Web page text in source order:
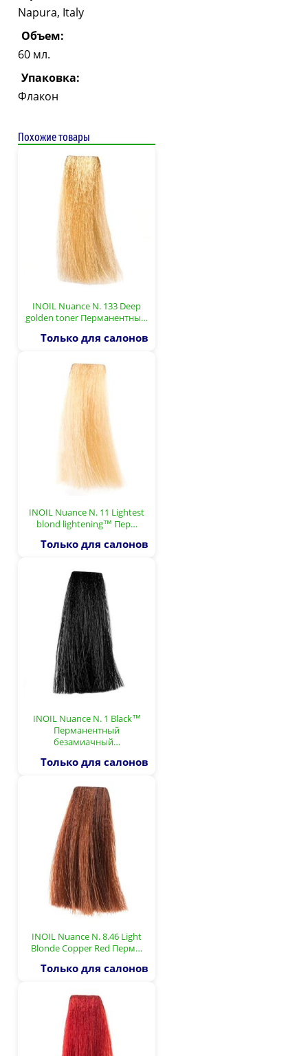
Napura, Italy
Объем:
60 мл.
Упаковка:
Флакон
Похожие товары
INOIL Nuance N. 133 Deep
golden toner Перманентны…
Только для салонов
INOIL Nuance N. 11 Lightest
blond lightening™ Пер…
Только для салонов
INOIL Nuance N. 1 Black™
Перманентный
безамиачный…
Только для салонов
INOIL Nuance N. 8.46 Light
Blonde Copper Red Перм…
Только для салонов